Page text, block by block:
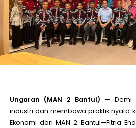
Ungaran (MAN 2 Bantul) — Demi
industri dan membawa praktik nyata
Ekonomi dari MAN 2 Bantul—Fitria